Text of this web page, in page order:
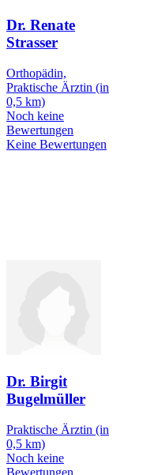
Dr. Renate
Strasser
Orthopädin,
Praktische Ärztin (in
0,5 km)
Noch keine
Bewertungen
Keine Bewertungen
Dr. Birgit
Bugelmüller
Praktische Ärztin (in
0,5 km)
Noch keine
Bewertungen